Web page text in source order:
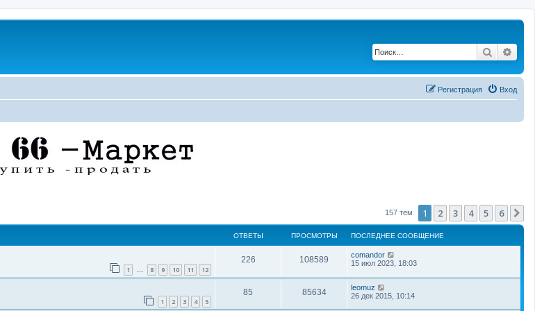
Поиск
Вход
Регистрация
157 тем 1 2 3 4 5 6
ОТВЕТЫ ПРОСМОТРЫ ПОСЛЕДНЕЕ СООБЩЕНИЕ
1 … 8 9 10 11 12
226 108589
comandor
15 июл 2023, 18:03
1 2 3 4 5
85 85634
leomuz
26 дек 2015, 10:14